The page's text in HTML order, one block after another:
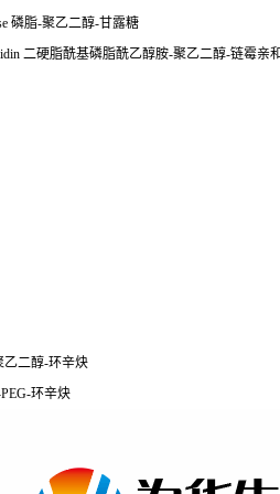
磷脂-聚乙二醇-甘露糖
二硬脂酰基磷脂酰乙醇胺-聚乙二醇-链霉亲
乙二醇-环辛炔
环辛炔